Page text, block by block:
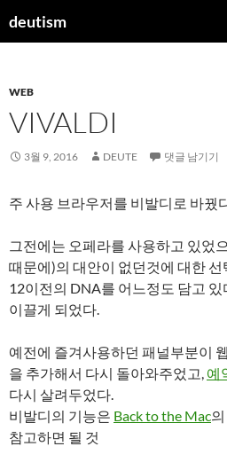
텐
건
너
기
deutism
색
WEB
VIVALDI
3월 9, 2016 DEUTE 댓글 남기기
주 사용 브라우저를 비발디로 바꿨
그전에는 오페라를 사용하고 있었
때문에)의 대안이 없던것에 대한
12이전의 DNA를 어느정도 담고
이끌게 되었다.
예전에 즐겨사용하던 패널부분이
을 추가해서 다시 돌아와주었고, 예
다시 살려두었다.
비발디의 기능은 Back to the Mac
참고하면 될 것